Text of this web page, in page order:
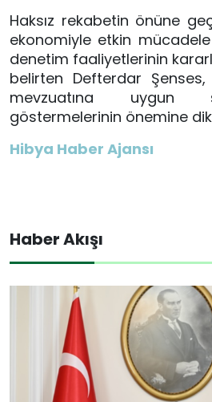
Haksız rekabetin önüne
ekonomiyle etkin
denetim faaliyetlerinin
belirten Defterdar
mevzuatına uygun
göstermelerinin önemine
Hibya Haber Ajansı
Haber Akışı